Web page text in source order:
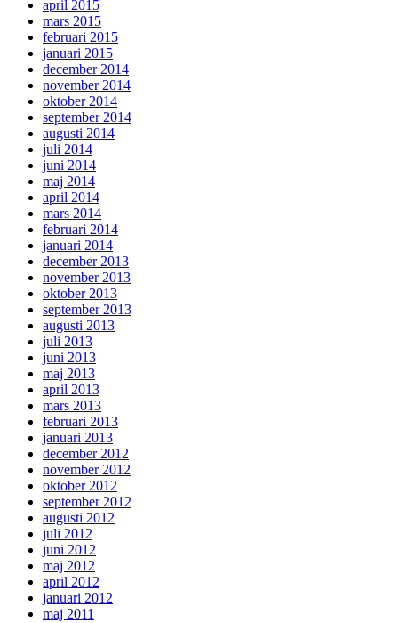
april 2015
mars 2015
februari 2015
januari 2015
december 2014
november 2014
oktober 2014
september 2014
augusti 2014
juli 2014
juni 2014
maj 2014
april 2014
mars 2014
februari 2014
januari 2014
december 2013
november 2013
oktober 2013
september 2013
augusti 2013
juli 2013
juni 2013
maj 2013
april 2013
mars 2013
februari 2013
januari 2013
december 2012
november 2012
oktober 2012
september 2012
augusti 2012
juli 2012
juni 2012
maj 2012
april 2012
januari 2012
maj 2011